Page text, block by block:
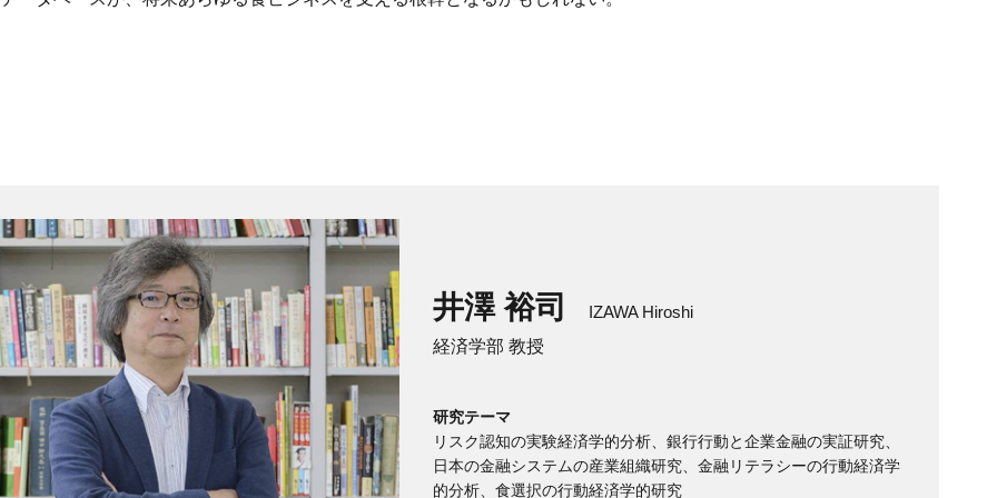
井澤 裕司
IZAWA Hiroshi
経済学部 教授
研究テーマ
リスク認知の実験経済学的分析、銀行行動と企業金融の実証研究、
日本の金融システムの産業組織研究、金融リテラシーの行動経済学
的分析、食選択の行動経済学的研究